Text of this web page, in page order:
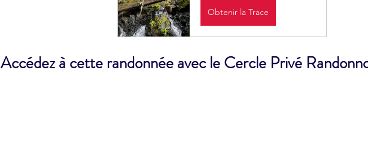
Obtenir la Trace
Accédez à cette randonnée avec le Cercle Privé